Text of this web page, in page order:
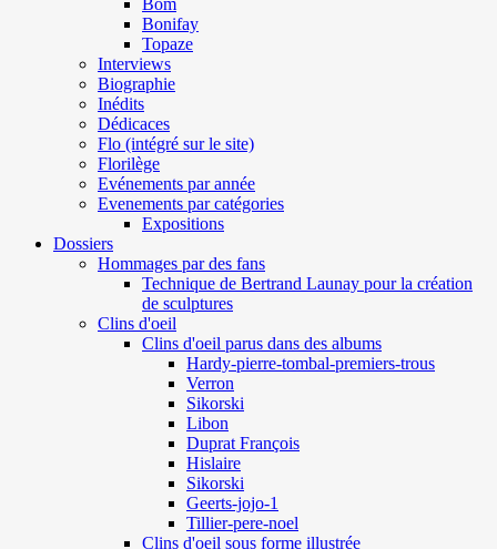
Bonifay
Topaze
Interviews
Biographie
Inédits
Dédicaces
Flo (intégré sur le site)
Florilège
Evénements par année
Evenements par catégories
Expositions
Dossiers
Hommages par des fans
Technique de Bertrand Launay pour la création
de sculptures
Clins d'oeil
Clins d'oeil parus dans des albums
Hardy-pierre-tombal-premiers-trous
Verron
Sikorski
Libon
Duprat François
Hislaire
Sikorski
Geerts-jojo-1
Tillier-pere-noel
Clins d'oeil sous forme illustrée